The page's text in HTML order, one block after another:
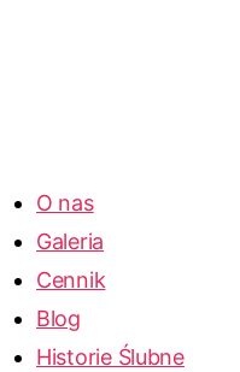
O nas
Galeria
Cennik
Blog
Historie Ślubne